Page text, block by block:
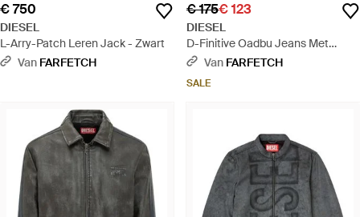
€ 750
DIESEL
L-Arry-Patch Leren Jack - Zwart
Van FARFETCH
€ 175€ 123
DIESEL
D-Finitive Oadbu Jeans Met
Wassing - Grijs
Van FARFETCH
SALE